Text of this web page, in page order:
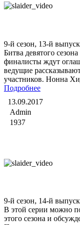
9-й сезон, 13-й выпуск
Битва девятого
финалисты ждут
ведущие
участников. Нонна
Подробнее
13.09.2017
Admin
1937
9-й сезон, 14-й выпуск
В этой серии можно
этого сезона и